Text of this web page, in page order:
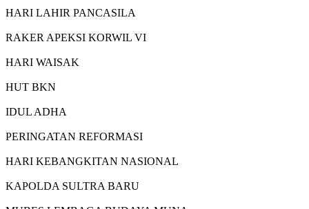
HARI LAHIR PANCASILA
RAKER APEKSI KORWIL VI
HARI WAISAK
HUT BKN
IDUL ADHA
PERINGATAN REFORMASI
HARI KEBANGKITAN NASIONAL
KAPOLDA SULTRA BARU